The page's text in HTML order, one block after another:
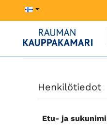
Henkilötiedot
Etu- ja